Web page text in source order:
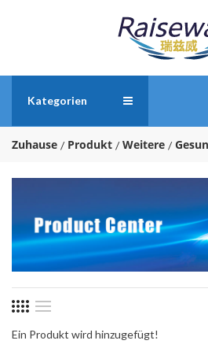
Kategorien
Zuhause Produkt Weitere
Ein Produkt wird hinzugefügt!